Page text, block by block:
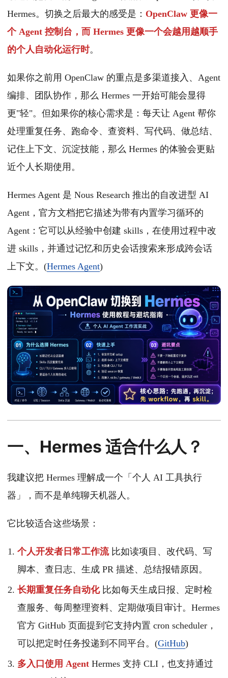
Hermes。切换之后最大的感受是： OpenClaw 更像一
个 Agent 控制台，而 Hermes 更像一个会越用越顺手
的个人自动化运行时。
如果你之前用 OpenClaw 的重点是多渠道接入、Agent
编排、团队协作，那么 Hermes 一开始可能会显得
更"轻"。但如果你的核心需求是：每天让 Agent 帮你
处理重复任务、跑命令、查资料、写代码、做总结、
记住上下文、沉淀技能，那么 Hermes 的体验会更贴
近个人长期使用。
Hermes Agent 是 Nous Research 推出的自改进型 AI
Agent，官方文档把它描述为带有内置学习循环的
Agent：它可以从经验中创建 skills，在使用过程中改
进 skills，并通过记忆和历史会话搜索来形成跨会话
上下文。(Hermes Agent)
一、Hermes 适合什么人？
我建议把 Hermes 理解成一个「个人 AI 工具执行
器」，而不是单纯聊天机器人。
它比较适合这些场景：
个人开发者日常工作流比如读项目、改代码、写
脚本、查日志、生成 PR 描述、总结报错原因。
长期重复任务自动化比如每天生成日报、定时检
查服务、每周整理资料、定期做项目审计。Hermes
官方 GitHub 页面提到它支持内置 cron scheduler，
可以把定时任务投递到不同平台。(GitHub)
多入口使用 Agent Hermes 支持 CLI，也支持通过